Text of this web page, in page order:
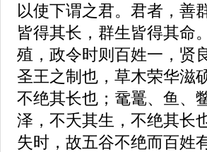
以使下谓之君。君者，善
皆得其长，群生皆得其命
殖，政令时则百姓一，贤
圣王之制也，草木荣华滋
不绝其长也；鼋鼍、鱼、
泽，不夭其生，不绝其长
失时，故五谷不绝而百姓